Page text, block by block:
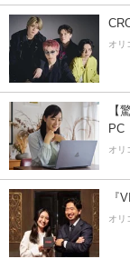
オリ
【
PC
オリ
『
オリ